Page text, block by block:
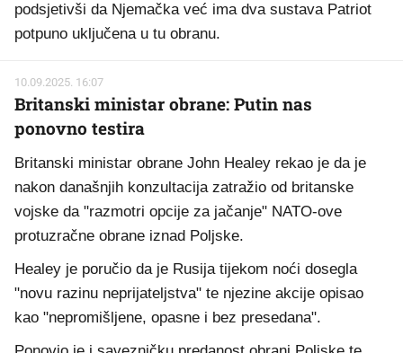
podsjetivši da Njemačka već ima dva sustava Patriot
potpuno uključena u tu obranu.
10.09.2025. 16:07
Britanski ministar obrane: Putin nas
ponovno testira
Britanski ministar obrane John Healey rekao je da je
nakon današnjih konzultacija zatražio od britanske
vojske da "razmotri opcije za jačanje" NATO-ove
protuzračne obrane iznad Poljske.
Healey je poručio da je Rusija tijekom noći dosegla
"novu razinu neprijateljstva" te njezine akcije opisao
kao "nepromišljene, opasne i bez presedana".